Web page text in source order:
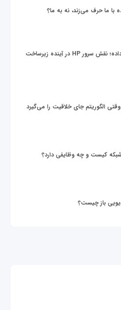
با ما حرف می‌زند، نه به ما؟
زیر پوست دنیای داده؛ نقش سرور HP در آینده زیرساخت
الگوریتم جای خلاقیت را می‌گیرد
کیست و چه وظایفی دارد؟
باز چیست؟